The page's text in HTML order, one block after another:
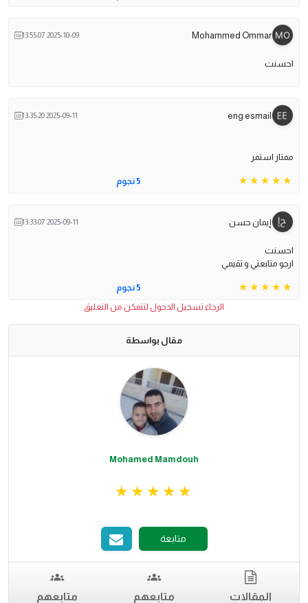
Mohammed Ommar
2025-10-09 13:55:07
احسنت
eng esmail
2025-09-11 13:35:20
ممتاز استمر
5 نجوم
إيمان حسن 2025-09-11 13:33:07
احسنت
ارجو متابعتي و تقيمي
5 نجوم
الرجاء تسجيل الدخول لتتمكن من التعليق
مقال بواسطة
Mohamed Mamdouh
متابعة
المقالات متابعهم متابعهم